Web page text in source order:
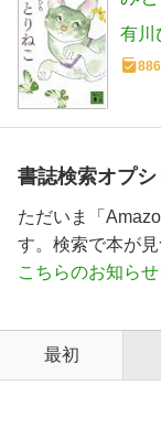
有川
886
書誌検索オプ
ただいま「
す。検索で本が
こちらのお知らせ
最初